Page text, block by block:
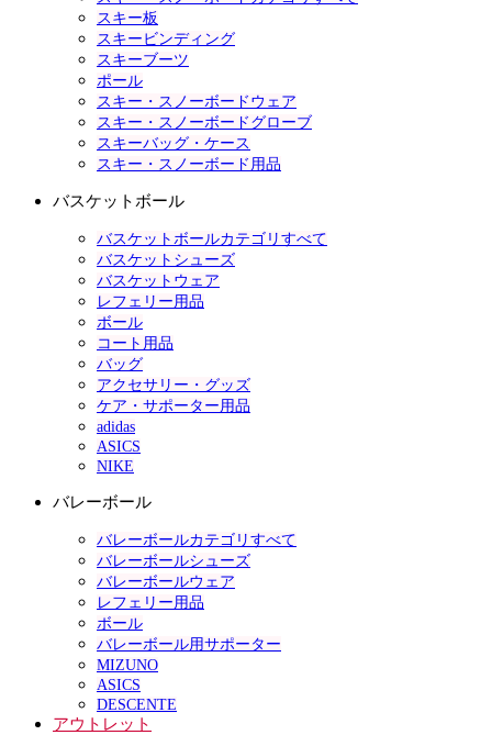
スキー板
スキービンディング
スキーブーツ
ポール
スキー・スノーボードウェア
スキー・スノーボードグローブ
スキーバッグ・ケース
スキー・スノーボード用品
バスケットボール
バスケットボールカテゴリすべて
バスケットシューズ
バスケットウェア
レフェリー用品
ボール
コート用品
バッグ
アクセサリー・グッズ
ケア・サポーター用品
adidas
ASICS
NIKE
バレーボール
バレーボールカテゴリすべて
バレーボールシューズ
バレーボールウェア
レフェリー用品
ボール
バレーボール用サポーター
MIZUNO
ASICS
DESCENTE
アウトレット